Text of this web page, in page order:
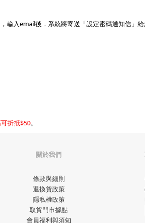
輸入email後，系統將寄送「設定密碼通知信」給
折抵$50。
關於我們
條款與細則
退換貨政策
隱私權政策
取貨門市據點
會員福利與須知